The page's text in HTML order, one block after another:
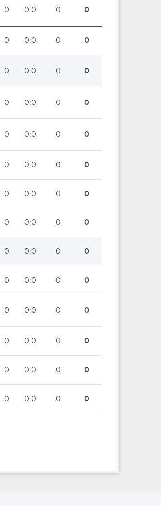
0 0:0 0 0
0 0:0 0 0
0 0:0 0 0
0 0:0 0 0
0 0:0 0 0
0 0:0 0 0
0 0:0 0 0
0 0:0 0 0
0 0:0 0 0
0 0:0 0 0
0 0:0 0 0
0 0:0 0 0
0 0:0 0 0
0 0:0 0 0